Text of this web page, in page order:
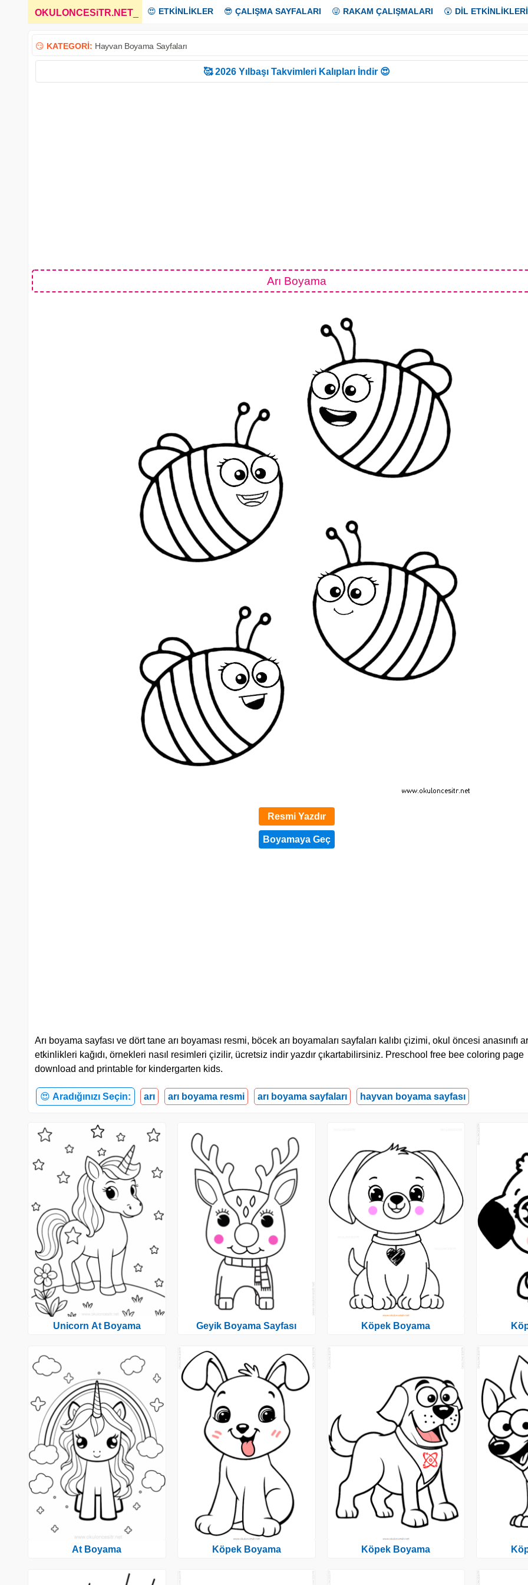
OKULONCESiTR.NET 😍 ETKİNLİKLER 😎 ÇALIŞMA SAYFALARI 😜 RAKAM ÇALIŞMALARI 😲 DİL ETKİNLİKLERİ
😏 KATEGORİ: Hayvan Boyama Sayfaları
🥰 2026 Yılbaşı Takvimleri Kalıpları İndir 😍
Arı Boyama
Resmi Yazdır
Arı boyama sayfası ve dört tane arı boyaması resmi, böcek arı boyamaları sayfaları kalıbı çizimi, okul öncesi anasınıfı
etkinlikleri kağıdı, örnekleri nasıl resimleri çizilir, ücretsiz indir yazdır çıkartabilirsiniz. Preschool free bee coloring page
download and printable for kindergarten kids.
😍 Aradığınızı Seçin: arı arı boyama resmi arı boyama sayfaları hayvan boyama sayfası
Unicorn At Boyama
At Boyama
Geyik Boyama Sayfası
Köpek Boyama
Köpek Boyama
Köpek Boyama